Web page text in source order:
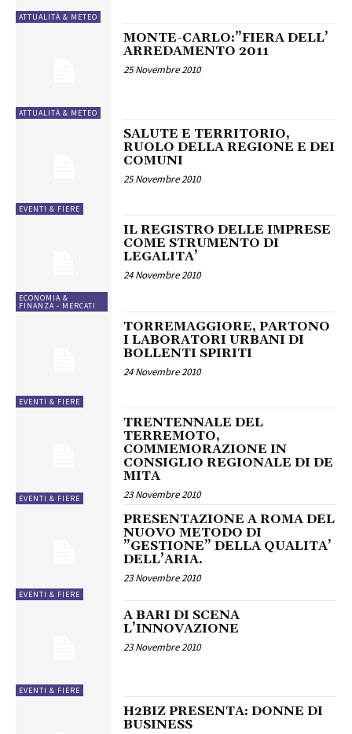
ATTUALITÀ & METEO
ATTUALITÀ & METEO
MONTE-CARLO:”FIERA DELL’
ARREDAMENTO 2011
25 Novembre 2010
EVENTI & FIERE
SALUTE E TERRITORIO,
RUOLO DELLA REGIONE E DEI
COMUNI
25 Novembre 2010
ECONOMIA &
FINANZA - MERCATI
IL REGISTRO DELLE IMPRESE
COME STRUMENTO DI
LEGALITA’
24 Novembre 2010
EVENTI & FIERE
TORREMAGGIORE, PARTONO
I LABORATORI URBANI DI
BOLLENTI SPIRITI
24 Novembre 2010
EVENTI & FIERE
TRENTENNALE DEL
TERREMOTO,
COMMEMORAZIONE IN
CONSIGLIO REGIONALE DI DE
MITA
23 Novembre 2010
EVENTI & FIERE
PRESENTAZIONE A ROMA DEL
NUOVO METODO DI
”GESTIONE” DELLA QUALITA’
DELL’ARIA.
23 Novembre 2010
EVENTI & FIERE
A BARI DI SCENA
L’INNOVAZIONE
23 Novembre 2010
H2BIZ PRESENTA: DONNE DI
BUSINESS